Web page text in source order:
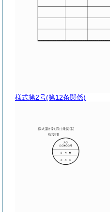
様式第2号(第12条関係)